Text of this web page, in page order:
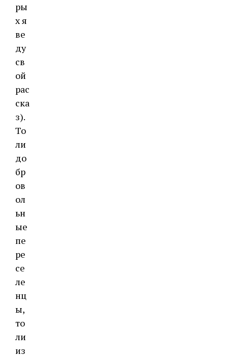
ры
х я
ве
ду
св
ой
рас
ска
з).
То
ли
до
бр
ов
ол
ьн
ые
пе
ре
се
ле
нц
ы,
то
ли
из